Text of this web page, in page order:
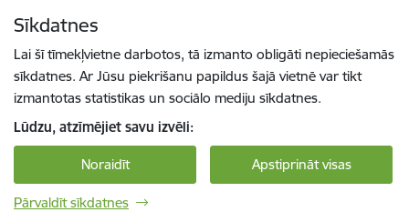
Sīkdatnes
Lai šī tīmekļvietne darbotos, tā izmanto obligāti nepieciešamās
sīkdatnes. Ar Jūsu piekrišanu papildus šajā vietnē var tikt
izmantotas statistikas un sociālo mediju sīkdatnes.
Lūdzu, atzīmējiet savu izvēli:
Noraidīt Apstiprināt visas
Pārvaldīt sīkdatnes